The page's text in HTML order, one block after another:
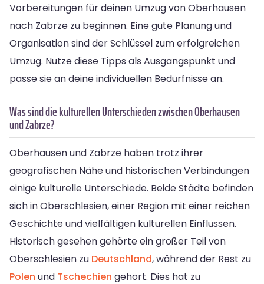
Vorbereitungen für deinen Umzug von Oberhausen
nach Zabrze zu beginnen. Eine gute Planung und
Organisation sind der Schlüssel zum erfolgreichen
Umzug. Nutze diese Tipps als Ausgangspunkt und
passe sie an deine individuellen Bedürfnisse an.
Was sind die kulturellen Unterschieden zwischen Oberhausen
und Zabrze?
Oberhausen und Zabrze haben trotz ihrer
geografischen Nähe und historischen Verbindungen
einige kulturelle Unterschiede. Beide Städte befinden
sich in Oberschlesien, einer Region mit einer reichen
Geschichte und vielfältigen kulturellen Einflüssen.
Historisch gesehen gehörte ein großer Teil von
Oberschlesien zu Deutschland, während der Rest zu
Polen und Tschechien gehört. Dies hat zu